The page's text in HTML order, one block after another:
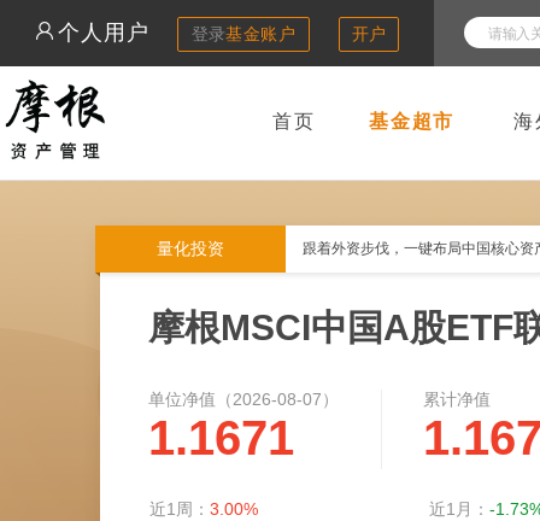
个人用户 登录基金账户 开户
首页 基金超市 海
量化投资 跟着外资步伐，一键布局中国核心资
摩根MSCI中国A股ETF
单位净值（2026-08-07）
1.1671
累计净值
近1周： 3.00% 近1月： -